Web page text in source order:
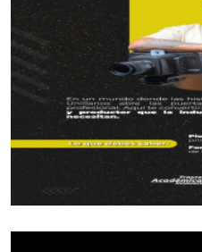
Arquería: Mónica Daza
Rodríguez Silva,
Baloncesto: Juan
Camila Zamora